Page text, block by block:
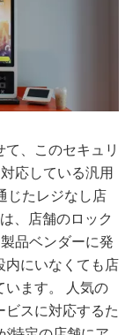
、このセキュリ
応している汎用
じたレジなし店
、店舗のロック
品ベンダーに発
内にいなくても店
います。 人気の
スに対応するた